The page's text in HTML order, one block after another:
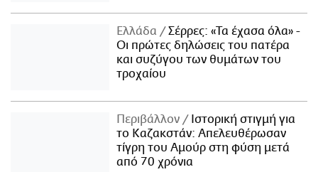
Ελλάδα
Σέρρες: «Τα έχασα όλα» -
Οι πρώτες δηλώσεις του πατέρα
και συζύγου των θυμάτων του
τροχαίου
Περιβάλλον
Ιστορική στιγμή για
το Καζακστάν: Απελευθέρωσαν
τίγρη του Αμούρ στη φύση μετά
από 70 χρόνια